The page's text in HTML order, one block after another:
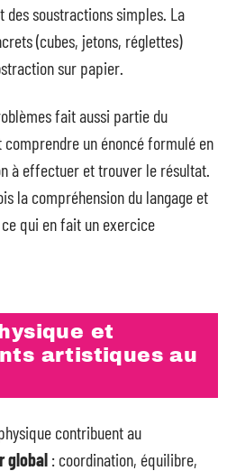
soustractions simples. La
(cubes, jetons, réglettes)
sur papier.
fait aussi partie du
comprendre un énoncé formulé en
à effectuer et trouver le résultat.
la compréhension du langage et
qui en fait un exercice
et
artistiques au
contribuent au
global : coordination, équilibre,